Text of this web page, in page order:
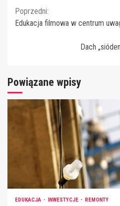
Continue
Poprzedni:
Edukacja filmowa w centrum
Dach
Powiązane wpisy
EDUKACJA INWESTYCJE REMONTY